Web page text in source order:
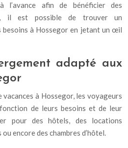
l’avance afin de bénéficier des
il est possible de trouver un
besoins à Hossegor en jetant un œil
adapté aux
à Hossegor, les voyageurs
de leurs besoins et de leur
pour des hôtels, des locations
encore des chambres d’hôtel.